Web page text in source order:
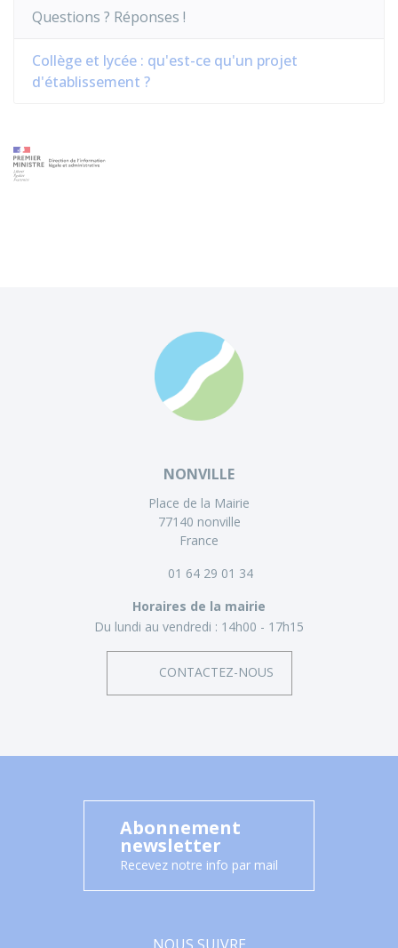
Questions ? Réponses !
Collège et lycée : qu'est-ce qu'un projet
d'établissement ?
NONVILLE
Place de la Mairie
77140 nonville
France
01 64 29 01 34
Horaires de la mairie
Du lundi au vendredi : 14h00 - 17h15
CONTACTEZ-NOUS
Abonnement
newsletter
Recevez notre info par mail
NOUS SUIVRE